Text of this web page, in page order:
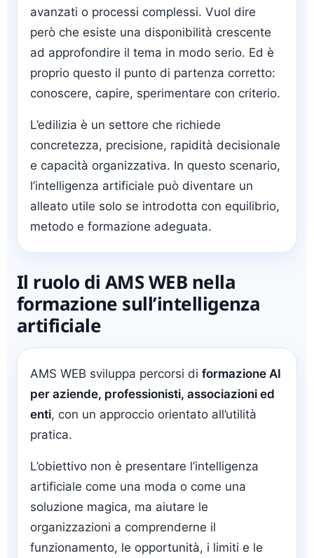
avanzati o processi complessi. Vuol dire
però che esiste una disponibilità crescente
ad approfondire il tema in modo serio. Ed è
proprio questo il punto di partenza corretto:
conoscere, capire, sperimentare con criterio.
L’edilizia è un settore che richiede
concretezza, precisione, rapidità decisionale
e capacità organizzativa. In questo scenario,
l’intelligenza artificiale può diventare un
alleato utile solo se introdotta con equilibrio,
metodo e formazione adeguata.
Il ruolo di AMS WEB nella
formazione sull’intelligenza
artificiale
AMS WEB sviluppa percorsi di formazione AI
per aziende, professionisti, associazioni ed
enti, con un approccio orientato all’utilità
pratica.
L’obiettivo non è presentare l’intelligenza
artificiale come una moda o come una
soluzione magica, ma aiutare le
organizzazioni a comprenderne il
funzionamento, le opportunità, i limiti e le